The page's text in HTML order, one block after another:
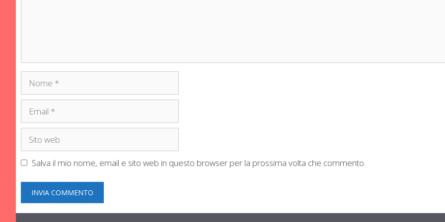
Nome
Email
Sito
Salva il mio nome, email e sito web in questo browser per la prossima volta che commento.